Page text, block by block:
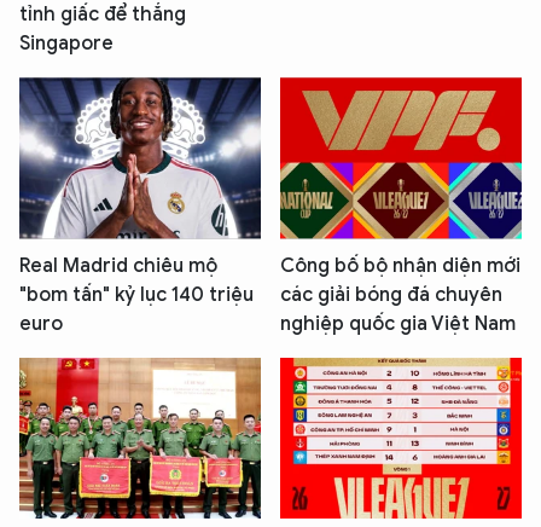
tỉnh giấc để thắng
Singapore
Real Madrid chiêu mộ
"bom tấn" kỷ lục 140 triệu
euro
Công bố bộ nhận diện mới
các giải bóng đá chuyên
nghiệp quốc gia Việt Nam